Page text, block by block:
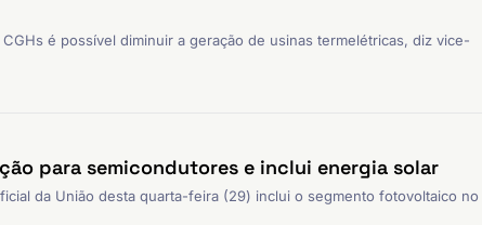
é possível diminuir a geração de usinas termelétricas, diz vice-
para semicondutores e inclui energia solar
da União desta quarta-feira (29) inclui o segmento fotovoltaico no